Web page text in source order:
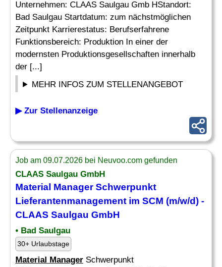
Unternehmen: CLAAS Saulgau Gmb HStandort:
Bad Saulgau Startdatum: zum nächstmöglichen
Zeitpunkt Karrierestatus: Berufserfahrene
Funktionsbereich: Produktion In einer der
modernsten Produktionsgesellschaften innerhalb
der [...]
MEHR INFOS ZUM STELLENANGEBOT
▶ Zur Stellenanzeige
Job am 09.07.2026 bei Neuvoo.com gefunden
CLAAS Saulgau GmbH
Material ManagerSchwerpunkt
Lieferantenmanagement im SCM (m/w/d) -
CLAAS Saulgau GmbH
• Bad Saulgau
30+ Urlaubstage
Material Manager Schwerpunkt